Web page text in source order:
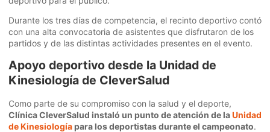
Durante los tres días de competencia, el recinto deportivo contó
con una alta convocatoria de asistentes que disfrutaron de los
partidos y de las distintas actividades presentes en el evento.
Apoyo deportivo desde la Unidad de
Kinesiología de CleverSalud
Como parte de su compromiso con la salud y el deporte,
Clínica CleverSalud instaló un punto de atención de laUnidad
deKinesiologíapara los deportistas durante el campeonato.